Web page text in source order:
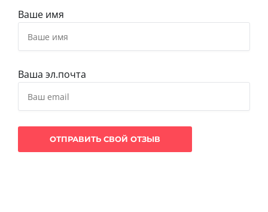
Ваше имя
Ваша эл.почта